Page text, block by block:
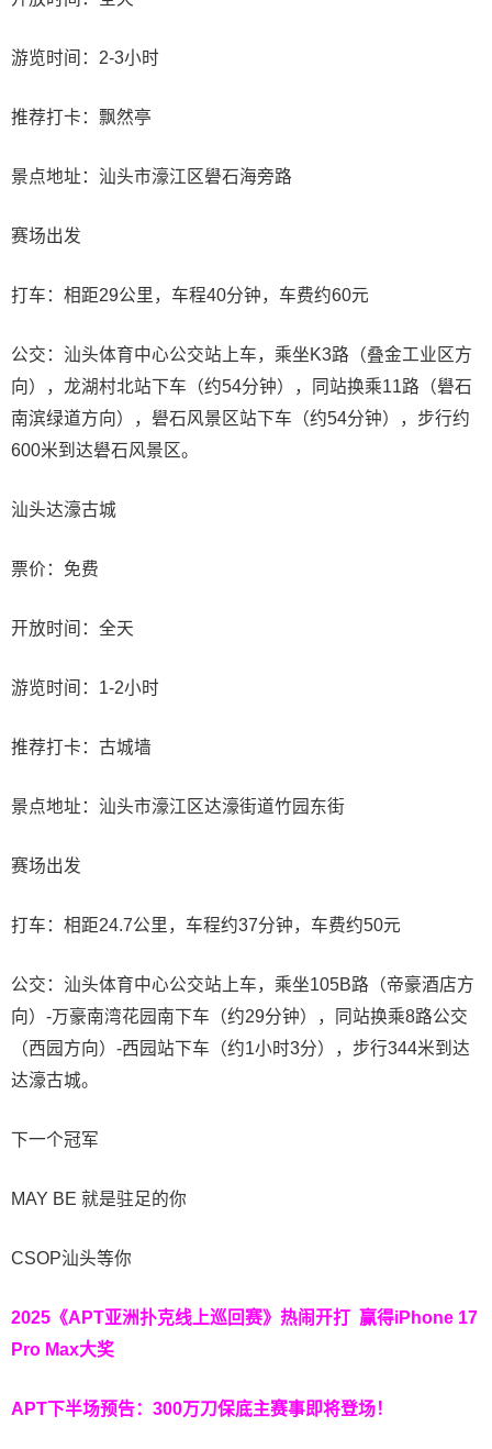
游览时间：2-3小时
推荐打卡：飘然亭
景点地址：汕头市濠江区礐石海旁路
赛场出发
打车：相距29公里，车程40分钟，车费约60元
公交：汕头体育中心公交站上车，乘坐K3路（叠金工业区方
向），龙湖村北站下车（约54分钟），同站换乘11路（礐石
南滨绿道方向），礐石风景区站下车（约54分钟），步行约
600米到达礐石风景区。
汕头达濠古城
票价：免费
开放时间：全天
游览时间：1-2小时
推荐打卡：古城墙
景点地址：汕头市濠江区达濠街道竹园东街
赛场出发
打车：相距24.7公里，车程约37分钟，车费约50元
公交：汕头体育中心公交站上车，乘坐105B路（帝豪酒店方
向）-万豪南湾花园南下车（约29分钟），同站换乘8路公交
（西园方向）-西园站下车（约1小时3分），步行344米到达
达濠古城。
下一个冠军
MAY BE 就是驻足的你
CSOP汕头等你
2025《APT亚洲扑克线上巡回赛》热闹开打 赢得iPhone 17
Pro Max大奖
APT下半场预告： 300万刀保底主赛事即将登场！